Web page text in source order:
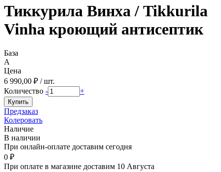
Тиккурила Винха / Tikkurila
Vinha кроющий антисептик
База
A
Цена
6 990,00 ₽ / шт.
Количество - +
Предзаказ
Колеровать
Наличие
В наличии
При онлайн-оплате доставим сегодня
0 ₽
При оплате в магазине доставим 10 Августа